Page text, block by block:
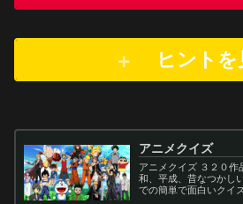
ヒントを
アニメクイズ
アニメクイズ ３２０
和、平成、昔なつかし
での簡単で面白いクイ